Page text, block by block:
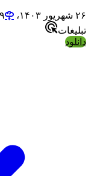
۲۶ شهریور ۱۴۰۳،‏ ۱۹:۲۹
تبلیغات
دانلود